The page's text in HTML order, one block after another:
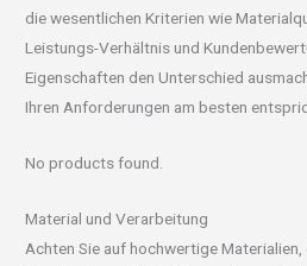
die wesentlichen Kriterien wie
Leistungs-Verhältnis und
Eigenschaften den Unterschied
Ihren Anforderungen am besten
No products found.
Material und Verarbeitung
Achten Sie auf hochwertige